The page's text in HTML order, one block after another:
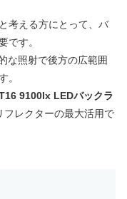
考える方にとって、バ
です。
な照射で後方の広範囲
。
9100lx LEDバックラ
レクターの最大活用で